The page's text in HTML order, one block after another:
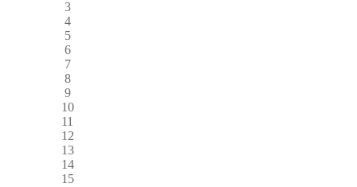
3
4
5
6
7
8
9
10
11
12
13
14
15